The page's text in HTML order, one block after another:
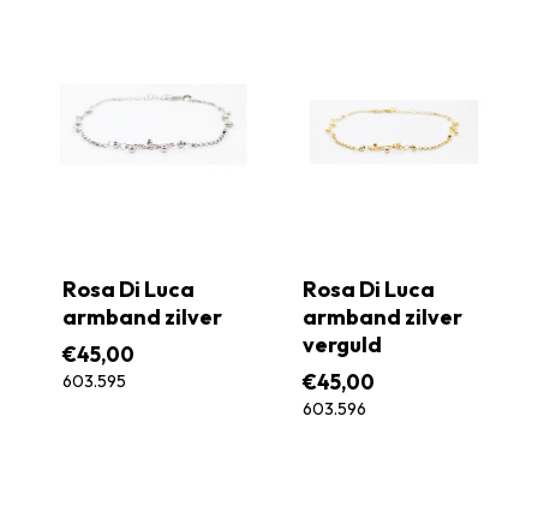
Rosa Di Luca
armband zilver
€45,00
603.595
Rosa Di Luca
armband zilver
verguld
€45,00
603.596